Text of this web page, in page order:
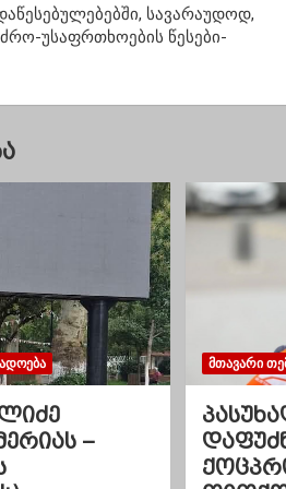
ცხოვრებას
გერმანიაში
ლეგალურად
სავარაუდოდ,
უსაფრთხოების წესები-
–
ᲛᲗᲐᲕᲐᲠᲘ